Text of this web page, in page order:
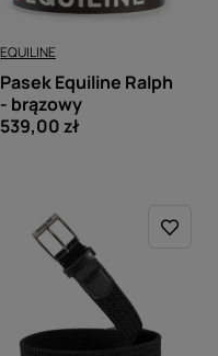
EQUILINE
Pasek Equiline Ralph
- brązowy
539,00 zł